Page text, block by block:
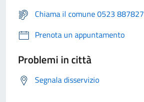
Chiama il comune 0523 887827
Prenota un appuntamento
Problemi in città
Segnala disservizio